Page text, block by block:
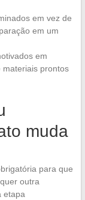
em vez de
em um
em
materiais prontos
muda
para que
outra
etapa